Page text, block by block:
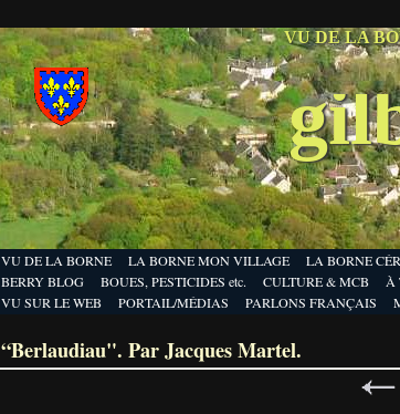
VU DE LA
VU DE LA BORNE LA BORNE MON VILLAGE LA BORNE
BERRY BLOG
BOUES, PESTICIDES etc. CULTURE & MCB À
VU SUR LE WEB
PORTAIL/MÉDIAS PARLONS FRANÇAIS
“Berlaudiau". Par Jacques Martel.